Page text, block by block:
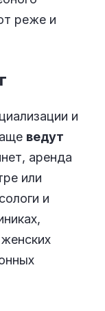
реже и
и
ведут
аренда
или
и